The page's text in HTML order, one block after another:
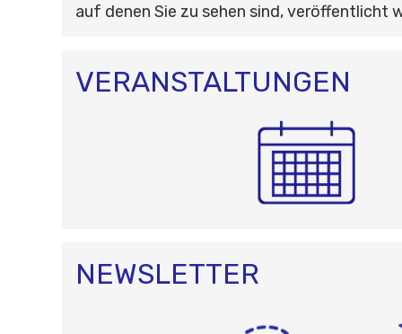
auf denen Sie zu sehen sind, veröffentlicht
VERANSTALTUNGEN
NEWSLETTER